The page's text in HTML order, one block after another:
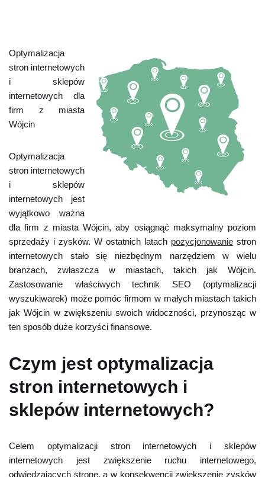
Optymalizacja
stron internetowych
i sklepów
internetowych dla
firm z miasta
Wójcin
Optymalizacja
stron internetowych
i sklepów
internetowych jest
wyjątkowo ważna
dla firm z miasta Wójcin, aby osiągnąć maksymalny poziom
sprzedaży i zysków. W ostatnich latach pozycjonowanie stron
internetowych stało się niezbędnym narzędziem w wielu
branżach, zwłaszcza w miastach, takich jak Wójcin.
Zastosowanie właściwych technik SEO (optymalizacji
wyszukiwarek) może pomóc firmom w małych miastach takich
jak Wójcin w zwiększeniu swoich widoczności, przynosząc w
ten sposób duże korzyści finansowe.
Czym jest optymalizacja
stron internetowych i
sklepów internetowych?
Celem optymalizacji stron internetowych i sklepów
internetowych jest zwiększenie ruchu internetowego,
odwiedzających stronę, a w konsekwencji zwiększenie zysków